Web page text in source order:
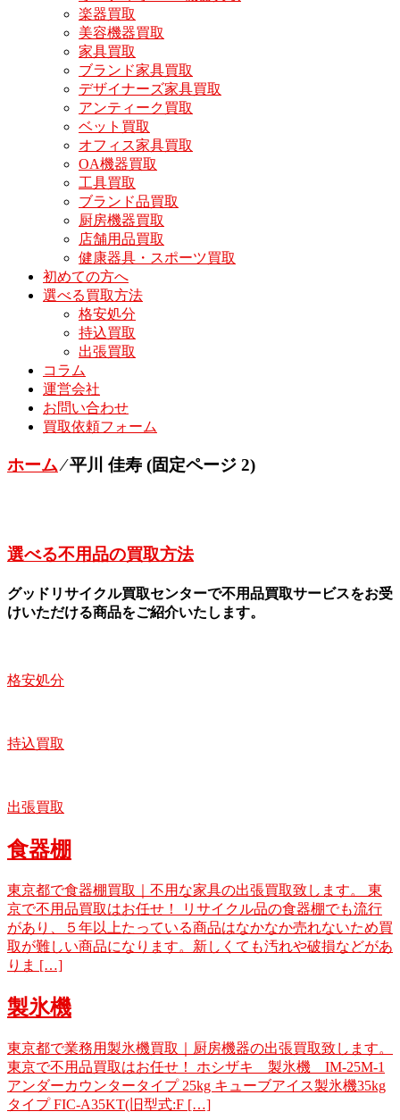
楽器買取
美容機器買取
家具買取
ブランド家具買取
デザイナーズ家具買取
アンティーク買取
ベット買取
オフィス家具買取
OA機器買取
工具買取
ブランド品買取
厨房機器買取
店舗用品買取
健康器具・スポーツ買取
初めての方へ
選べる買取方法
格安処分
持込買取
出張買取
コラム
運営会社
お問い合わせ
買取依頼フォーム
ホーム⁄平川 佳寿 (固定ページ 2)
選べる不用品の買取方法
グッドリサイクル買取センターで不用品買取サービスをお受
けいただける商品をご紹介いたします。
格安処分
持込買取
出張買取
食器棚
東京都で食器棚買取｜不用な家具の出張買取致します。 東
京で不用品買取はお任せ！ リサイクル品の食器棚でも流行
があり、５年以上たっている商品はなかなか売れないため買
取が難しい商品になります。新しくても汚れや破損などがあ
りま […]
製氷機
東京都で業務用製氷機買取｜厨房機器の出張買取致します。
東京で不用品買取はお任せ！ ホシザキ 製氷機 IM-25M-1
アンダーカウンタータイプ 25kg キューブアイス製氷機35kg
タイプ FIC-A35KT(旧型式:F […]